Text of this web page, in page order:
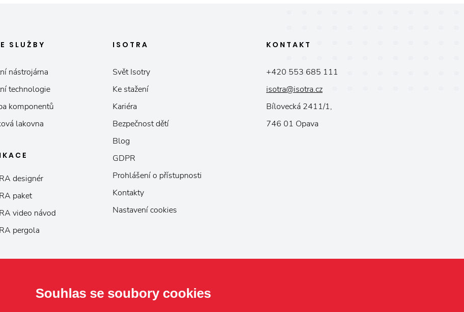
SLUŽBY
nástrojárna
technologie
komponentů
lakovna
designér
paket
video návod
pergola
ISOTRA
Svět Isotry
Ke stažení
Kariéra
Bezpečnost dětí
Blog
GDPR
Prohlášení o přístupnosti
Kontakty
Nastavení cookies
KONTAKT
+420 553 685 111
isotra@isotra.cz
Bílovecká 2411/1,
746 01 Opava
Souhlas se soubory cookies